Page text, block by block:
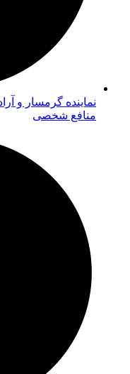
نماینده گرمسار و
منافع شخصی